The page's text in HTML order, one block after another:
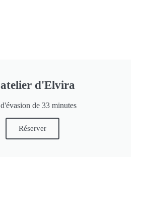
d'Elvira
de 33 minutes
Réserver